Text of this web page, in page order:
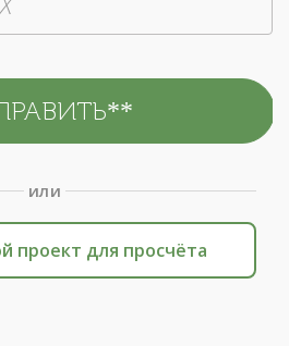
или
проект для просчёта